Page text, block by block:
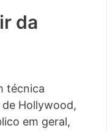
da
técnica
Hollywood,
em geral,